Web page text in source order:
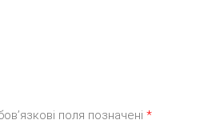
поля позначені *